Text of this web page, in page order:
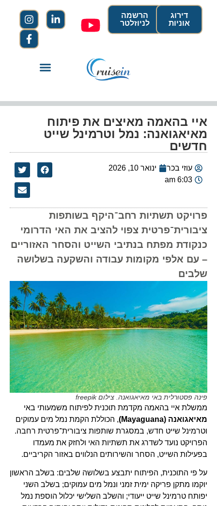
הרשמה
לניוזלטר
דירוג
אוניות
איי בהאמה מאיצים את פיתוח
מאיאגואנה: נמל וטרמינל שייט
חדשים
עוזי בכר
ינואר 10, 2026
6:03 am
פרויקט תשתיות רחב־היקף בשותפות
ציבורית־פרטית צפוי להציב את האי הדרומי
כנקודת מפתח בנתיבי השייט והסחר האזוריים
– עם אלפי מקומות עבודה והשקעה בשלושה
שלבים
פינה פסטורלית באי מאיאגואנה. צילום freepik
ממשלת איי בהאמה מקדמת תוכנית לפיתוח משמעותי באי
מאיאגואנה (Mayaguana)
, הכוללת הקמת נמל מים עמוקים
וטרמינל שייט חדש, במסגרת שותפות ציבורית־פרטית רחבה.
הפרויקט נועד לשדרג את תשתיות האי ולחזק את מעמדו
בפעילות השייט, הסחר והשירותים הנלווים באזור הקריביים.
על פי התוכנית, הפיתוח יתבצע בשלושה שלבים: בשלב הראשון
יוקמו מתקן פריקה ימית זמני ונמל מים עמוקים; בשלב השני
יפותח טרמינל שייט ייעודי; והשלב השלישי יכלול הוספת נמל